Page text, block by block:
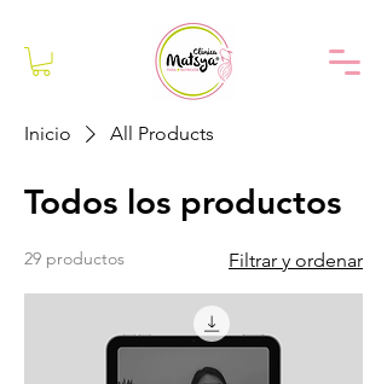
Inicio All Products
Todos los productos
29 productos Filtrar y ordenar